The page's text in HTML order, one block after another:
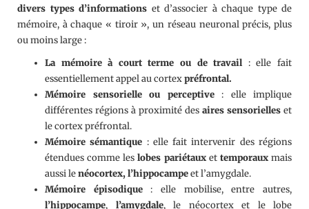
divers types d’informations et d’associer à chaque type de
mémoire, à chaque « tiroir », un réseau neuronal précis, plus
ou moins large :
La mémoire à court terme ou de travail : elle fait
essentiellement appel au cortexpréfrontal.
Mémoire sensorielle ou perceptive : elle implique
différentes régions à proximité des aires sensorielles et
le cortex préfrontal.
Mémoire sémantique : elle fait intervenir des régions
étendues comme leslobes pariétauxet temporauxmais
aussi lenéocortex, l’hippocampeet l’amygdale.
Mémoire épisodique: elle mobilise, entre autres,
l’hippocampe, l’amygdale, le néocortex et le lobe